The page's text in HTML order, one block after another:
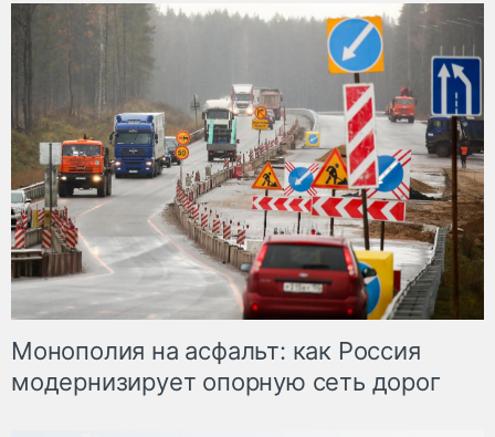
Монополия на асфальт: как Россия
модернизирует опорную сеть дорог